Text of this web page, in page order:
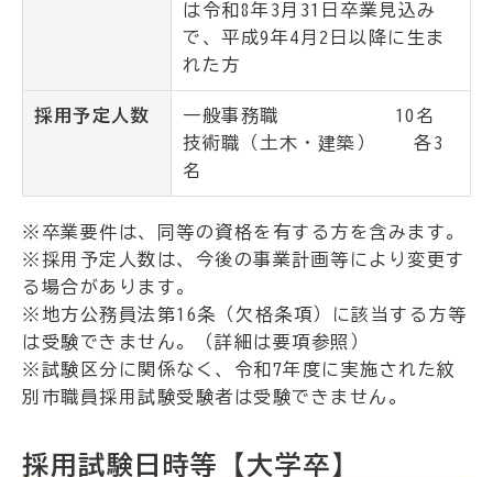
は令和8年3月31日卒業見込み
で、平成9年4月2日以降に生ま
れた方
採用予定人数
一般事務職 10名
技術職（土木・建築） 各3
名
※卒業要件は、同等の資格を有する方を含みます。
※採用予定人数は、今後の事業計画等により変更す
る場合があります。
※地方公務員法第16条（欠格条項）に該当する方等
は受験できません。（詳細は要項参照）
※試験区分に関係なく、令和7年度に実施された紋
別市職員採用試験受験者は受験できません。
採用試験日時等【大学卒】